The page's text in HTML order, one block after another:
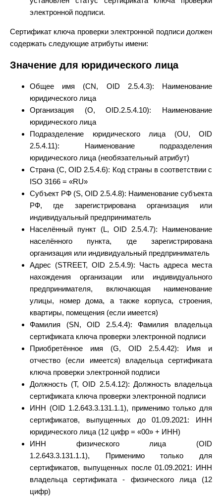
электронной подписи.
Сертификат ключа проверки электронной подписи должен
содержать следующие атрибуты имени:
Значение для юридического лица
Общее имя (CN, OID 2.5.4.3): Наименование
юридического лица
Организация (O, OID.2.5.4.10): Наименование
юридического лица
Подразделение юридического лица (OU, OID
2.5.4.11): Наименование подразделения
юридического лица (необязательный атрибут)
Страна (C, OID 2.5.4.6): Код страны в соответствии с
ISO 3166 = «RU»
Субъект РФ (S, OID 2.5.4.8): Наименование субъекта
РФ, где зарегистрирована организация или
индивидуальный предприниматель
Населённый пункт (L, OID 2.5.4.7): Наименование
населённого пункта, где зарегистрирована
организация или индивидуальный предприниматель
Адрес (STREET, OID 2.5.4.9): Часть адреса места
нахождения организации или индивидуального
предпринимателя, включающая наименование
улицы, номер дома, а также корпуса, строения,
квартиры, помещения (если имеется)
Фамилия (SN, OID 2.5.4.4): Фамилия владельца
сертификата ключа проверки электронной подписи
Приобретённое имя (G, OID 2.5.4.42): Имя и
отчество (если имеется) владельца сертификата
ключа проверки электронной подписи
Должность (T, OID 2.5.4.12): Должность владельца
сертификата ключа проверки электронной подписи
ИНН (OID 1.2.643.3.131.1.1), применимо только для
сертификатов, выпущенных до 01.09.2021: ИНН
юридического лица (12 цифр = «00» + ИНН)
ИНН физического лица (OID
1.2.643.3.131.1.1), Применимо только для
сертификатов, выпущенных после 01.09.2021: ИНН
владельца сертификата - физического лица (12
цифр)